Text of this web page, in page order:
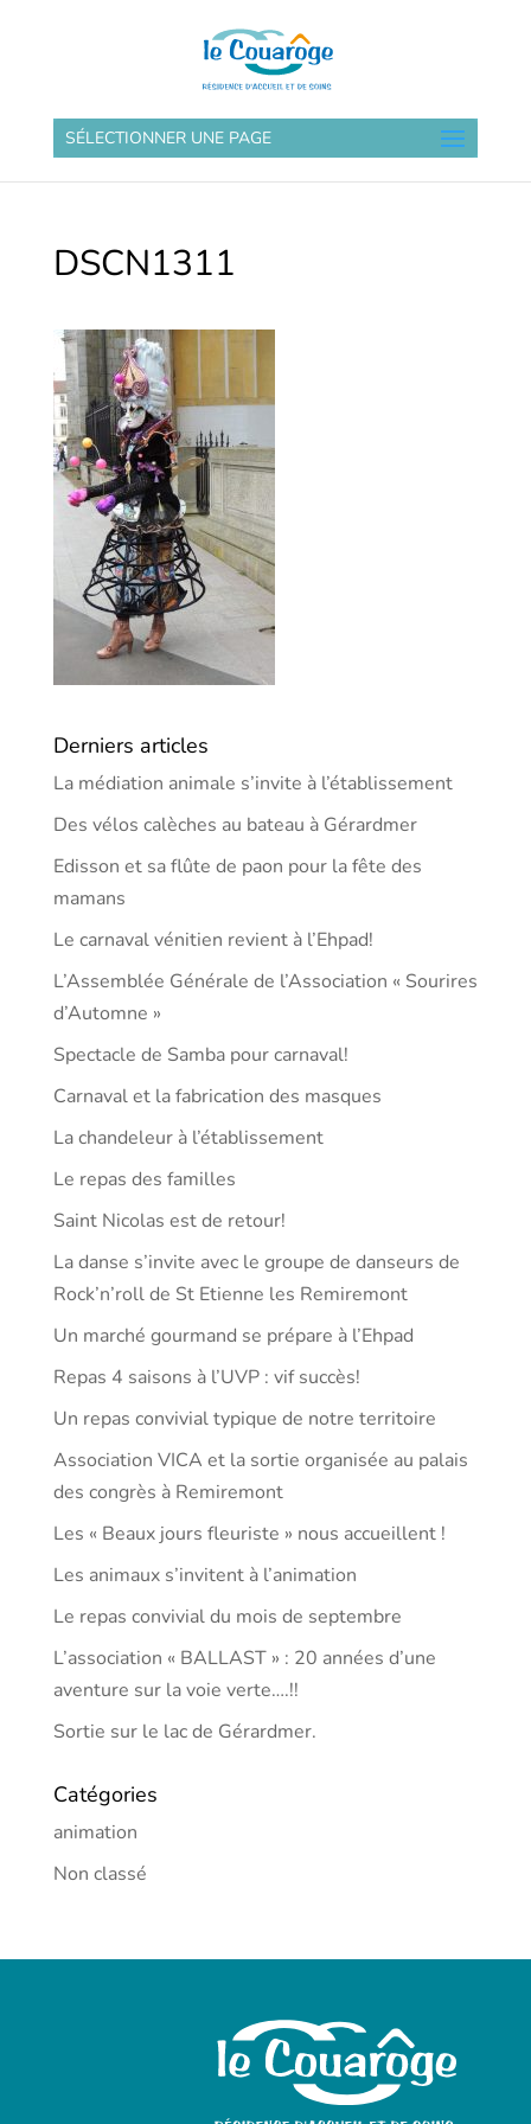
SÉLECTIONNER UNE PAGE
DSCN1311
Derniers articles
La médiation animale s’invite à l’établissement
Des vélos calèches au bateau à Gérardmer
Edisson et sa flûte de paon pour la fête des
mamans
Le carnaval vénitien revient à l’Ehpad!
L’Assemblée Générale de l’Association « Sourires
d’Automne »
Spectacle de Samba pour carnaval!
Carnaval et la fabrication des masques
La chandeleur à l’établissement
Le repas des familles
Saint Nicolas est de retour!
La danse s’invite avec le groupe de danseurs de
Rock’n’roll de St Etienne les Remiremont
Un marché gourmand se prépare à l’Ehpad
Repas 4 saisons à l’UVP : vif succès!
Un repas convivial typique de notre territoire
Association VICA et la sortie organisée au palais
des congrès à Remiremont
Les « Beaux jours fleuriste » nous accueillent !
Les animaux s’invitent à l’animation
Le repas convivial du mois de septembre
L’association « BALLAST » : 20 années d’une
aventure sur la voie verte….!!
Sortie sur le lac de Gérardmer.
Catégories
animation
Non classé